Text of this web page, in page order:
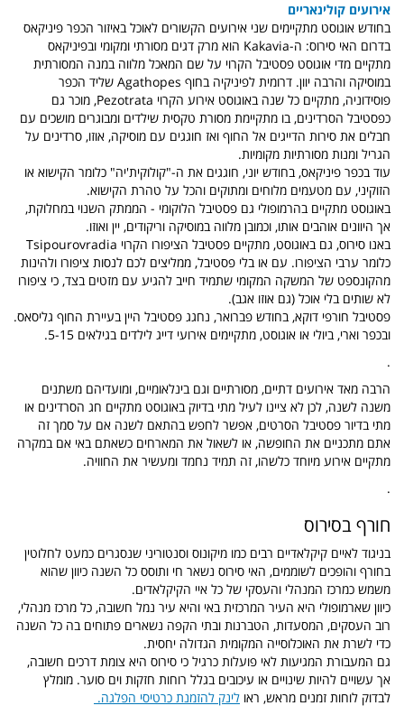
אירועים קולינאריים
בחודש אוגוסט מתקיימים שני אירועים הקשורים לאוכל באיזור הכפר פיניקאס
בדרום האי סירוס: ה-Kakavia הוא מרק דגים מסורתי ומקומי ובפיניקאס
מתקיים מדי אוגוסט פסטיבל הקרוי על שם המאכל מלווה במנה המסורתית
במוסיקה והרבה יוון. דרומית לפיניקיה בחוף Agathopes שליד הכפר
פוסידוניה, מתקיים כל שנה באוגוסט אירוע הקרוי Pezotrata, מוכר גם
כפסטיבל הסרדינים, בו מתקיימת מסורת טקסית שילדים ומבוגרים מושכים עם
חבלים את סירות הדייגים אל החוף ואז חוגגים עם מוסיקה, אוזו, סרדינים על
הגריל ומנות מסורתיות מקומיות.
עוד בכפר פיניקאס, בחודש יוני, חוגגים את ה-"קולוקית'יה" כלומר הקישוא או
הזוקיני, עם מטעמים מלוחים ומתוקים והכל על טהרת הקישוא.
באוגוסט מתקיים בהרמופולי גם פסטיבל הלוקומי - הממתק השנוי במחלוקת,
אך היוונים אוהבים אותו, וכמובן מלווה במוסיקה וריקודים, יין ואוזו.
באנו סירוס, גם באוגוסט, מתקיים פסטיבל הציפורו הקרוי Tsipourovradia
כלומר ערבי הציפורו. עם או בלי פסטיבל, ממליצים לכם לנסות ציפורו ולהינות
מהקונספט של המשקה המקומי שתמיד חייב להגיע עם מזטים בצד, כי ציפורו
לא שותים בלי אוכל (גם אוזו אגב).
פסטיבל חורפי דוקא, בחודש פברואר, נחגג פסטיבל היין בעיירת החוף גליסאס.
ובכפר וארי, ביולי או אוגוסט, מתקיימים אירועי דייג לילדים בגילאים 5-15.
.
הרבה מאד אירועים דתיים, מסורתיים וגם בינלאומיים, ומועדיהם משתנים
משנה לשנה, לכן לא ציינו לעיל מתי בדיוק באוגוסט מתקיים חג הסרדינים או
מתי בדיור פסטיבל הסרטים, אפשר לחפש בהתאם לשנה אם על סמך זה
אתם מתכניים את החופשה, או לשאול את המארחים כשאתם באי אם במקרה
מתקיים אירוע מיוחד כלשהו, זה תמיד נחמד ומעשיר את החוויה.
.
חורף בסירוס
בניגוד לאיים קיקלאדיים רבים כמו מיקונוס וסנטוריני שנסגרים כמעט לחלוטין
בחורף והופכים לשוממים, האי סירוס נשאר חי ותוסס כל השנה כיוון שהוא
משמש כמרכז המנהלי והעסקי של כל איי הקיקלאדים.
כיוון שארמופולי היא העיר המרכזית באי והיא עיר נמל חשובה, כל מרכז מנהלי,
רוב העסקים, המסעדות, הטברנות ובתי הקפה נשארים פתוחים בה כל השנה
כדי לשרת את האוכלוסייה המקומית הגדולה יחסית.
גם המעבורת המגיעות לאי פועלות כרגיל כי סירוס היא צומת דרכים חשובה,
אך עשויים להיות שינויים או עיכובים בגלל רוחות חזקות וים סוער. מומלץ
לבדוק לוחות זמנים מראש, ראו לינק להזמנת כרטיסי הפלגה.